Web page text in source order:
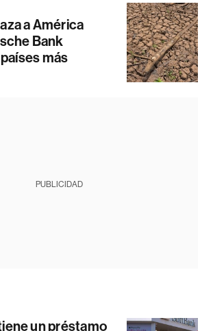
a América
Bank
más
PUBLICIDAD
un préstamo